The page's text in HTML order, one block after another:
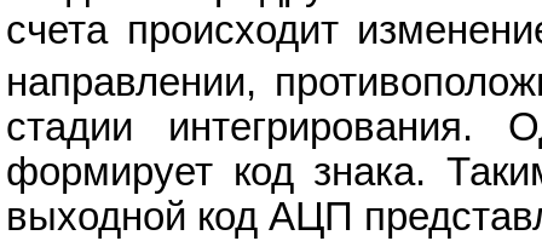
счета происходит
направлении,
стадии интегрирования.
формирует код знака.
выходной код АЦП